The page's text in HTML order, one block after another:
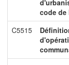
code de
C5515